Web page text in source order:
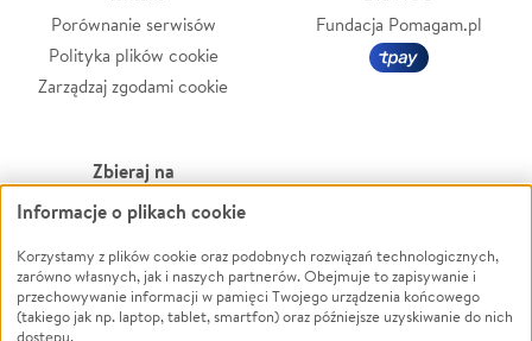
Porównanie serwisów
Polityka plików cookie
Zarządzaj zgodami cookie
Fundacja Pomagam.pl
Zbieraj na
Leczenie
Zwierzęta
Pożar
Ukraina
Powódź
Wichura
NGO
Informacje o plikach cookie
Korzystamy z plików cookie oraz podobnych rozwiązań technologicznych,
zarówno własnych, jak i naszych partnerów. Obejmuje to zapisywanie i
przechowywanie informacji w pamięci Twojego urządzenia końcowego
(takiego jak np. laptop, tablet, smartfon) oraz późniejsze uzyskiwanie do nich